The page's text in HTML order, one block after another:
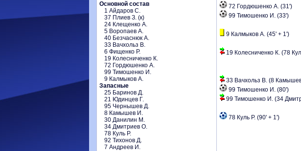
Основной состав
1 Айдаров С.
37 Плиев З. (к)
24 Клещенко А.
5 Воропаев А.
40 Безчаснюк А.
33 Вачхольз В.
6 Фищенко Р.
19 Колесниченко К.
72 Гордюшенко А.
99 Тимошенко И.
9 Калмыков А.
Запасные
25 Баринов Д.
21 Юдинцев Г.
95 Чернышев Д.
8 Камышев И.
30 Данилин М.
34 Дмитриев О.
78 Куль Р.
92 Тихонов Д.
7 Андреев И.
72 Гордюшенко А. (31')
99 Тимошенко И. (33')
9 Калмыков А. (45' + 1')
19 Колесниченко К. (78
33 Вачхольз В. (8
99 Тимошенко И. (80')
99 Тимошенко И. (34
78 Куль Р. (90' + 1')